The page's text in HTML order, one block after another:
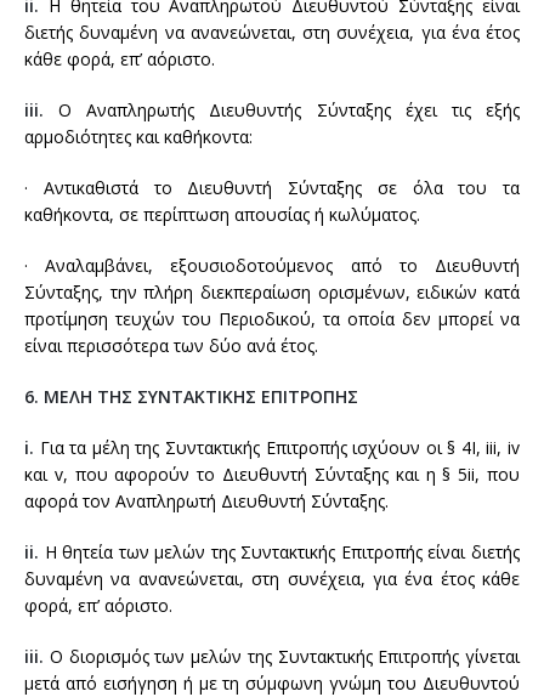
ii. Η θητεία του Αναπληρωτού Διευθυντού Σύνταξης είναι
διετής δυναμένη να ανανεώνεται, στη συνέχεια, για ένα έτος
κάθε φορά, επ’ αόριστο.
iii.Ο Αναπληρωτής Διευθυντής Σύνταξης έχει τις εξής
αρμοδιότητες και καθήκοντα:
· Αντικαθιστά το Διευθυντή Σύνταξης σε όλα του τα
καθήκοντα, σε περίπτωση απουσίας ή κωλύματος.
· Αναλαμβάνει, εξουσιοδοτούμενος από το Διευθυντή
Σύνταξης, την πλήρη διεκπεραίωση ορισμένων, ειδικών κατά
προτίμηση τευχών του Περιοδικού, τα οποία δεν μπορεί να
είναι περισσότερα των δύο ανά έτος.
6. ΜΕΛΗ ΤΗΣ ΣΥΝΤΑΚΤΙΚΗΣ ΕΠΙΤΡΟΠΗΣ
i. Για τα μέλη της Συντακτικής Επιτροπής ισχύουν οι § 4I, iii, iv
και v, που αφορούν το Διευθυντή Σύνταξης και η § 5ii, που
αφορά τον Αναπληρωτή Διευθυντή Σύνταξης.
ii. Η θητεία των μελών της Συντακτικής Επιτροπής είναι διετής
δυναμένη να ανανεώνεται, στη συνέχεια, για ένα έτος κάθε
φορά, επ’ αόριστο.
iii. Ο διορισμός των μελών της Συντακτικής Επιτροπής γίνεται
μετά από εισήγηση ή με τη σύμφωνη γνώμη του Διευθυντού